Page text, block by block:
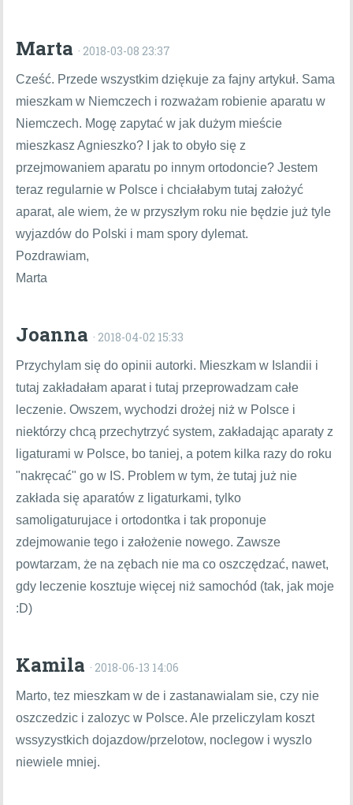
Marta · 2018-03-08 23:37
Cześć. Przede wszystkim dziękuje za fajny artykuł. Sama
mieszkam w Niemczech i rozważam robienie aparatu w
Niemczech. Mogę zapytać w jak dużym mieście
mieszkasz Agnieszko? I jak to obyło się z
przejmowaniem aparatu po innym ortodoncie? Jestem
teraz regularnie w Polsce i chciałabym tutaj założyć
aparat, ale wiem, że w przyszłym roku nie będzie już tyle
wyjazdów do Polski i mam spory dylemat.
Pozdrawiam,
Marta
Joanna · 2018-04-02 15:33
Przychylam się do opinii autorki. Mieszkam w Islandii i
tutaj zakładałam aparat i tutaj przeprowadzam całe
leczenie. Owszem, wychodzi drożej niż w Polsce i
niektórzy chcą przechytrzyć system, zakładając aparaty z
ligaturami w Polsce, bo taniej, a potem kilka razy do roku
"nakręcać" go w IS. Problem w tym, że tutaj już nie
zakłada się aparatów z ligaturkami, tylko
samoligaturujace i ortodontka i tak proponuje
zdejmowanie tego i założenie nowego. Zawsze
powtarzam, że na zębach nie ma co oszczędzać, nawet,
gdy leczenie kosztuje więcej niż samochód (tak, jak moje
:D)
Kamila · 2018-06-13 14:06
Marto, tez mieszkam w de i zastanawialam sie, czy nie
oszczedzic i zalozyc w Polsce. Ale przeliczylam koszt
wssyzystkich dojazdow/przelotow, noclegow i wyszlo
niewiele mniej.